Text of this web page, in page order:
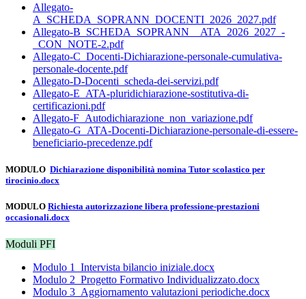
Allegato-
A_SCHEDA_SOPRANN_DOCENTI_2026_2027.pdf
Allegato-B_SCHEDA_SOPRANN__ATA_2026_2027_-
_CON_NOTE-2.pdf
Allegato-C_Docenti-Dichiarazione-personale-cumulativa-
personale-docente.pdf
Allegato-D-Docenti_scheda-dei-servizi.pdf
Allegato-E_ATA-pluridichiarazione-sostitutiva-di-
certificazioni.pdf
Allegato-F_Autodichiarazione_non_variazione.pdf
Allegato-G_ATA-Docenti-Dichiarazione-personale-di-essere-
beneficiario-precedenze.pdf
MODULO Dichiarazione disponibilità nomina Tutor scolastico per
tirocinio.docx
MODULO Richiesta autorizzazione libera professione-prestazioni
occasionali.docx
Moduli PFI
Modulo 1_Intervista bilancio iniziale.docx
Modulo 2_Progetto Formativo Individualizzato.docx
Modulo 3_Aggiornamento valutazioni periodiche.docx